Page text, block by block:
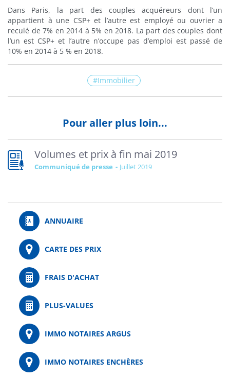
Dans Paris, la part des couples acquéreurs dont l’un
appartient à une CSP+ et l’autre est employé ou ouvrier a
reculé de 7% en 2014 à 5% en 2018. La part des couples dont
l’un est CSP+ et l’autre n’occupe pas d’emploi est passé de
10% en 2014 à 5 % en 2018.
Immobilier
Pour aller plus loin...
Volumes et prix à fin mai 2019
Communiqué de presse juillet 2019
ANNUAIRE
CARTE DES PRIX
FRAIS D'ACHAT
PLUS-VALUES
IMMO NOTAIRES ARGUS
IMMO NOTAIRES ENCHÈRES